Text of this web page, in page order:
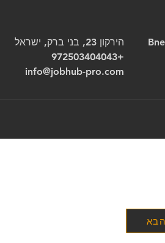
הירקון 23, בני ברק, ישראל
+972503404043
info@jobhub-pro.com